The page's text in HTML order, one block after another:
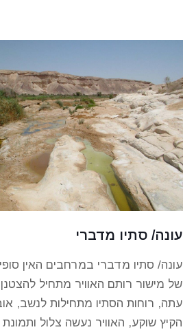
עונה/ סתיו מדברי
עונה/ סתיו מדברי במרחבים האין
של מישור רותם האוויר מתחיל
עתה, רוחות הסתיו מתחילות לנשב,
הקיץ שוקע, האוויר נעשה צלול ותמונת